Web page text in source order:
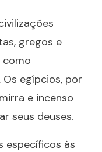
gregos e
como
egípcios, por
e incenso
seus deuses.
específicos às